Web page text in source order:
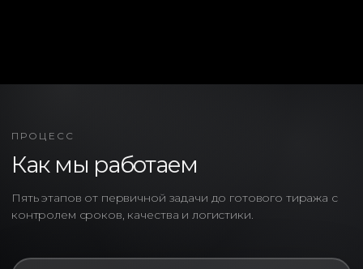
ПРОЦЕСС
Как мы работаем
Пять этапов от первичной задачи до готового тиража с
контролем сроков, качества и логистики.